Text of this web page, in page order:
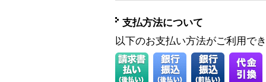
支払方法について
以下のお支払い方法がご利用で